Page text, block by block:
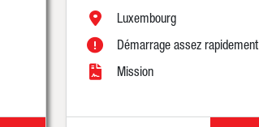
Luxembourg
Démarrage assez rapidement
Mission